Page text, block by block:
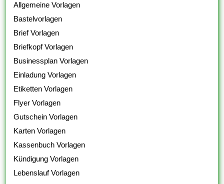
Allgemeine Vorlagen
Bastelvorlagen
Brief Vorlagen
Briefkopf Vorlagen
Businessplan Vorlagen
Einladung Vorlagen
Etiketten Vorlagen
Flyer Vorlagen
Gutschein Vorlagen
Karten Vorlagen
Kassenbuch Vorlagen
Kündigung Vorlagen
Lebenslauf Vorlagen